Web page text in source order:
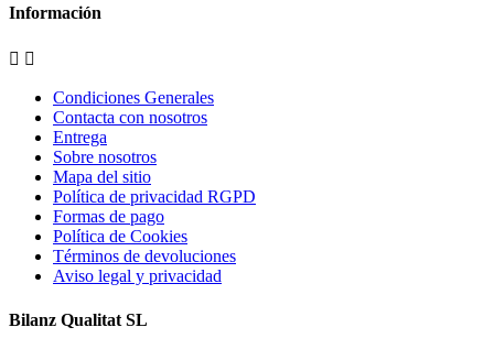
Información
 
Condiciones Generales
Contacta con nosotros
Entrega
Sobre nosotros
Mapa del sitio
Política de privacidad RGPD
Formas de pago
Política de Cookies
Términos de devoluciones
Aviso legal y privacidad
Bilanz Qualitat SL